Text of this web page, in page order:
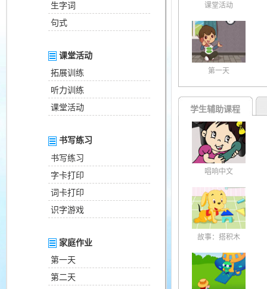
生字词
句式
课堂活动
拓展训练
听力训练
课堂活动
书写练习
书写练习
字卡打印
词卡打印
识字游戏
家庭作业
第一天
第二天
课堂活动
第一天
学生辅助课程
唱响中文
故事：搭积木